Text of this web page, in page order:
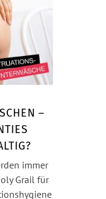
–
immer
Grail für